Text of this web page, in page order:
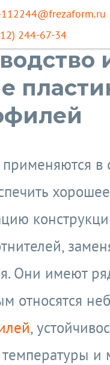
244-67-34
в
Они имеют
относятся
,
и